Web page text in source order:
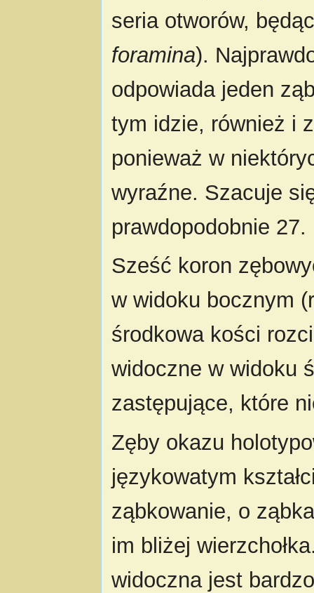
seria otworów,
foramina).
odpowiada jeden
tym idzie, również i
ponieważ w
wyraźne. Szacuje
prawdopodobnie 27.
Sześć koron
w widoku bocznym
środkowa kości
widoczne w widoku
zastępujące, które
Zęby okazu
językowatym
ząbkowanie, o
im bliżej
widoczna jest